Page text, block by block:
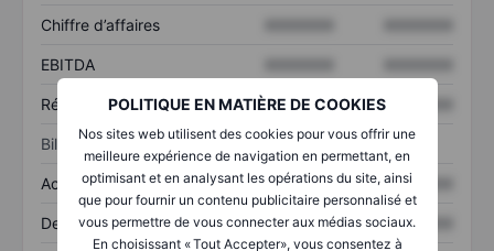
POLITIQUE EN MATIÈRE DE COOKIES
Nos sites web utilisent des cookies pour vous offrir une
meilleure expérience de navigation en permettant, en
optimisant et en analysant les opérations du site, ainsi
que pour fournir un contenu publicitaire personnalisé et
vous permettre de vous connecter aux médias sociaux.
En choisissant « Tout Accepter», vous consentez à
Chiffre d’affaires
EBITDA
Résultat net XXXXXXX XXXXXXX
Bilan
Actifs totaux XXXXXXX XXXXXXX
Dette totale XXXXXXX XXXXXXX